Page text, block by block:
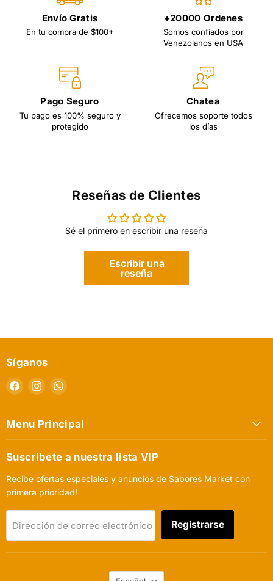
Envío Gratis
En tu compra de $100+
+20000 Ordenes
Somos confiados por
Venezolanos en USA
Pago Seguro
Tu pago es 100% seguro y
protegido
Chatea
Ofrecemos soporte todos
los días
Reseñas de Clientes
Sé el primero en escribir una reseña
Escribir una
reseña
Síganos
Encuéntrenos
en
Facebook
Encuéntrenos
en
Instagram
Encuéntrenos
WhatsApp
Menu Principal
Suscríbete a nuestra lista VIP
Recibe ofertas especiales y anuncios de Sabores Market con
primera prioridad!
Dirección de correo electrónico Registrarse